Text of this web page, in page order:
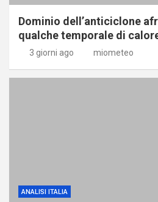
Dominio dell’anticiclone
qualche temporale di
3 giorni ago miometeo
ANALISI ITALIA